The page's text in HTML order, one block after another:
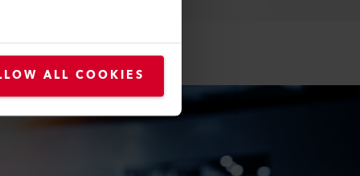
ALL COOKIES